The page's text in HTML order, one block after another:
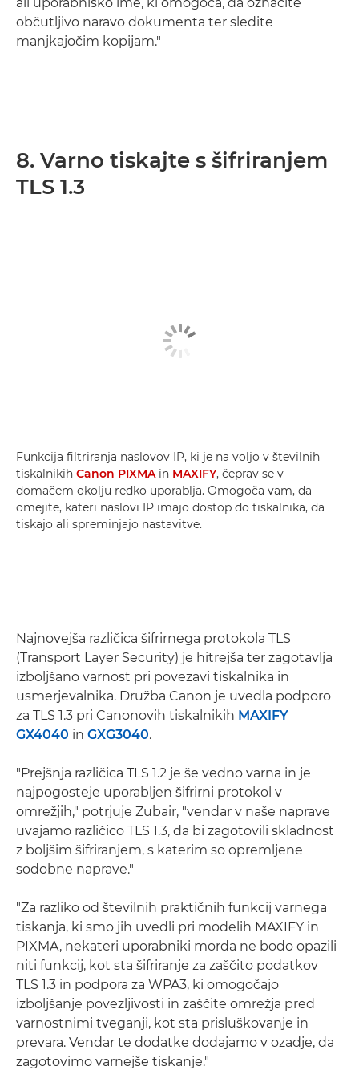
občutljivo naravo dokumenta ter sledite
manjkajočim kopijam."
8. Varno tiskajte s šifriranjem
TLS 1.3
Funkcija filtriranja naslovov IP, ki je na voljo v številnih
tiskalnikih Canon PIXMA in MAXIFY, čeprav se v
domačem okolju redko uporablja. Omogoča vam, da
omejite, kateri naslovi IP imajo dostop do tiskalnika, da
tiskajo ali spreminjajo nastavitve.
Najnovejša različica šifrirnega protokola TLS
(Transport Layer Security) je hitrejša ter zagotavlja
izboljšano varnost pri povezavi tiskalnika in
usmerjevalnika. Družba Canon je uvedla podporo
za TLS 1.3 pri Canonovih tiskalnikih MAXIFY
GX4040 in GXG3040.
"Prejšnja različica TLS 1.2 je še vedno varna in je
najpogosteje uporabljen šifrirni protokol v
omrežjih," potrjuje Zubair, "vendar v naše naprave
uvajamo različico TLS 1.3, da bi zagotovili skladnost
z boljšim šifriranjem, s katerim so opremljene
sodobne naprave."
"Za razliko od številnih praktičnih funkcij varnega
tiskanja, ki smo jih uvedli pri modelih MAXIFY in
PIXMA, nekateri uporabniki morda ne bodo opazili
niti funkcij, kot sta šifriranje za zaščito podatkov
TLS 1.3 in podpora za WPA3, ki omogočajo
izboljšanje povezljivosti in zaščite omrežja pred
varnostnimi tveganji, kot sta prisluškovanje in
prevara. Vendar te dodatke dodajamo v ozadje, da
zagotovimo varnejše tiskanje."